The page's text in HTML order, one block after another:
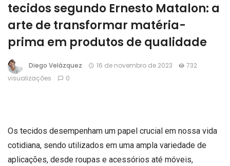
tecidos segundo Ernesto Matalon: a
arte de transformar matéria-
prima em produtos de qualidade
Diego Velázquez 16 de novembro de 2023
732
visualizações
0
Os tecidos desempenham um papel crucial em nossa vida
cotidiana, sendo utilizados em uma ampla variedade de
aplicações, desde roupas e acessórios até móveis,